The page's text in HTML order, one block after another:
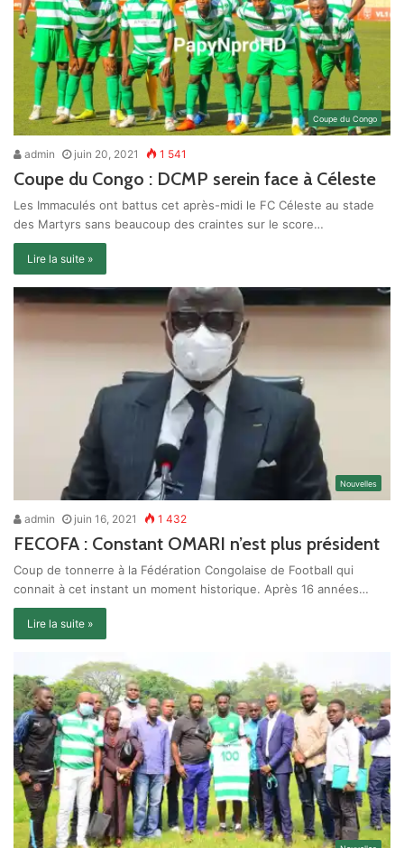
Coupe du Congo
admin juin 20, 2021 1 541
Coupe du Congo : DCMP serein face à Céleste
Les Immaculés ont battus cet après-midi le FC Céleste au stade
des Martyrs sans beaucoup des craintes sur le score…
Lire la suite »
Nouvelles
admin juin 16, 2021 1 432
FECOFA : Constant OMARI n’est plus président
Coup de tonnerre à la Fédération Congolaise de Football qui
connait à cet instant un moment historique. Après 16 années…
Lire la suite »